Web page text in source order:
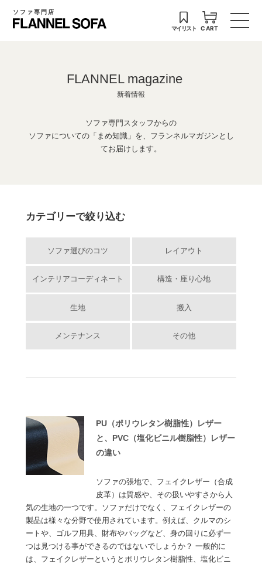
ソファ専門店
マイリスト CART
FLANNEL magazine
新着情報
ソファ専門スタッフからの
ソファについての「まめ知識」を、フランネルマガジンとし
てお届けします。
カテゴリーで絞り込む
ソファ選びのコツ レイアウト
インテリアコーディネート 構造・座り心地
生地 搬入
メンテナンス その他
PU（ポリウレタン樹脂性）レザー
と、PVC（塩化ビニル樹脂性）レザー
の違い
ソファの張地で、フェイクレザー（合成
皮革）は質感や、その扱いやすさから人
気の生地の一つです。ソファだけでなく、フェイクレザーの
製品は様々な分野で使用されています。例えば、クルマのシ
ートや、ゴルフ用具、財布やバッグなど、身の回りに必ず一
つは見つける事ができるのではないでしょうか？ 一般的に
は、フェイクレザーというとポリウレタン樹脂性、塩化ビニ